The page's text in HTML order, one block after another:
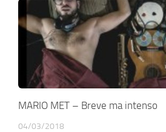
MARIO MET – Breve ma intenso
04/03/2018